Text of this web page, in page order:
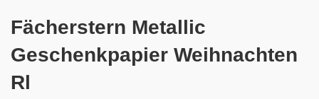
Fächerstern Metallic
Geschenkpapier Weihnachten
Rl